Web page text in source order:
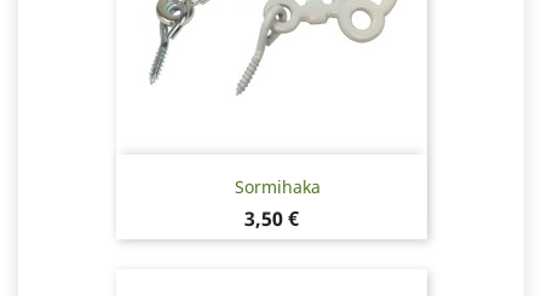
Sormihaka
Hinta
3,50 €